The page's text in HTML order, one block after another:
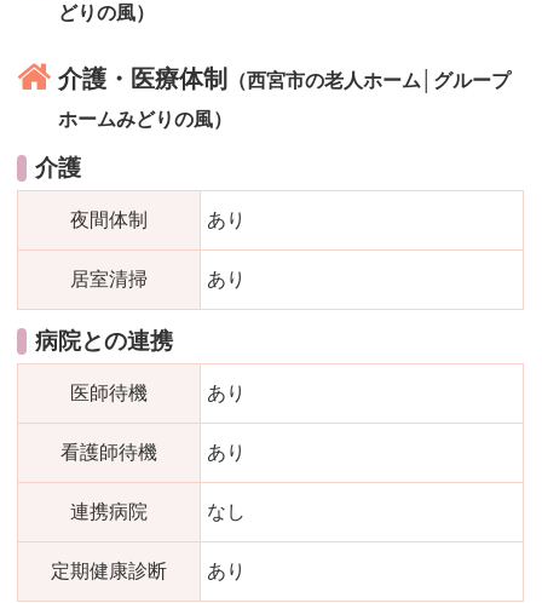
どりの風）
介護・医療体制
（西宮市の老人ホーム│グループ
ホームみどりの風）
介護
夜間体制 あり
居室清掃 あり
病院との連携
医師待機 あり
看護師待機 あり
連携病院 なし
定期健康診断 あり